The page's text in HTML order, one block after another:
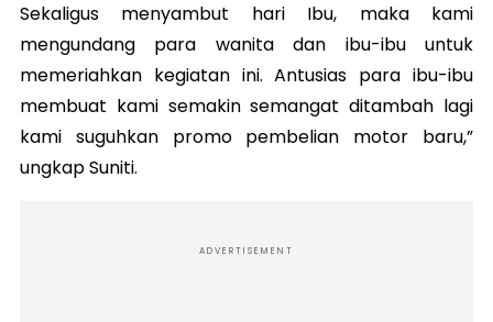
Sekaligus menyambut hari Ibu, maka kami
mengundang para wanita dan ibu-ibu untuk
memeriahkan kegiatan ini. Antusias para ibu-ibu
membuat kami semakin semangat ditambah lagi
kami suguhkan promo pembelian motor baru,”
ungkap Suniti.
ADVERTISEMENT